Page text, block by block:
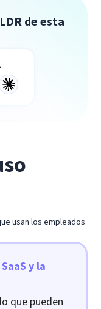
de esta
y la
que pueden